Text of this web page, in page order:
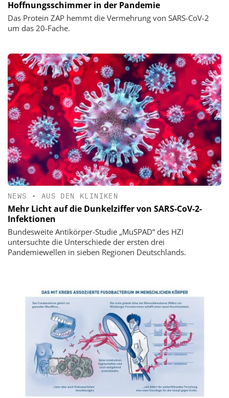
Hoffnungsschimmer in der Pandemie
Das Protein ZAP hemmt die Vermehrung von SARS-CoV-2
um das 20-Fache.
NEWS • AUS DEN KLINIKEN
Mehr Licht auf die Dunkelziffer von SARS-CoV-2-
Infektionen
Bundesweite Antikörper-Studie „MuSPAD“ des HZI
untersuchte die Unterschiede der ersten drei
Pandemiewellen in sieben Regionen Deutschlands.